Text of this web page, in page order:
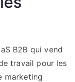
B2B qui vend
travail pour les
marketing